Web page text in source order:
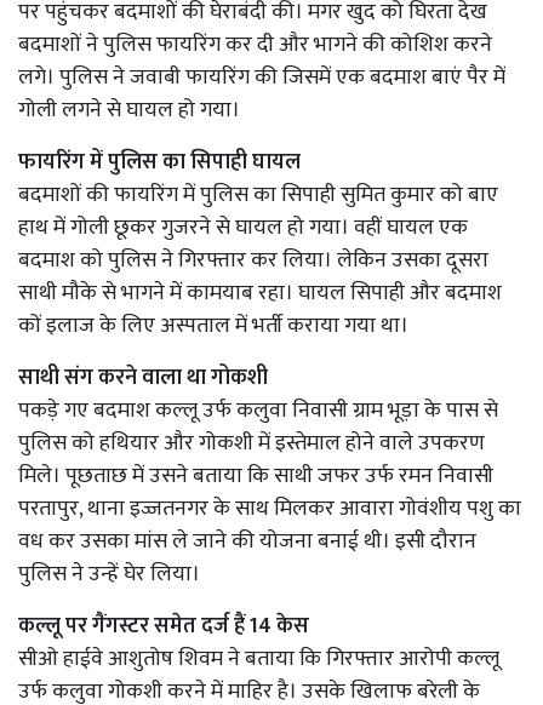
पर पहुंचकर बदमाशों की घेराबंदी की। मगर खुद को घिरता देख
बदमाशों ने पुलिस फायरिंग कर दी और भागने की कोशिश करने
लगे। पुलिस ने जवाबी फायरिंग की जिसमें एक बदमाश बाएं पैर में
गोली लगने से घायल हो गया।
फायरिंग में पुलिस का सिपाही घायल
बदमाशों की फायरिंग में पुलिस का सिपाही सुमित कुमार को बाए
हाथ में गोली छूकर गुजरने से घायल हो गया। वहीं घायल एक
बदमाश को पुलिस ने गिरफ्तार कर लिया। लेकिन उसका दूसरा
साथी मौके से भागने में कामयाब रहा। घायल सिपाही और बदमाश
कों इलाज के लिए अस्पताल में भर्ती कराया गया था।
साथी संग करने वाला था गोकशी
पकड़े गए बदमाश कल्लू उर्फ कलुवा निवासी ग्राम भूड़ा के पास से
पुलिस को हथियार और गोकशी में इस्तेमाल होने वाले उपकरण
मिले। पूछताछ में उसने बताया कि साथी जफर उर्फ रमन निवासी
परतापुर, थाना इज्जतनगर के साथ मिलकर आवारा गोवंशीय पशु का
वध कर उसका मांस ले जाने की योजना बनाई थी। इसी दौरान
पुलिस ने उन्हें घेर लिया।
कल्लू पर गैंगस्टर समेत दर्ज हैं 14 केस
सीओ हाईवे आशुतोष शिवम ने बताया कि गिरफ्तार आरोपी कल्लू
उर्फ कलुवा गोकशी करने में माहिर है। उसके खिलाफ बरेली के